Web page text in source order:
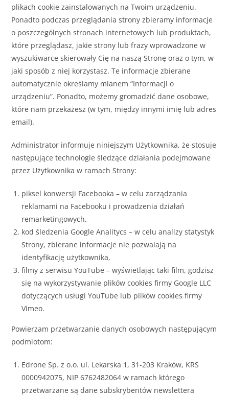
plikach cookie zainstalowanych na Twoim urządzeniu.
Ponadto podczas przeglądania strony zbieramy informacje
o poszczególnych stronach internetowych lub produktach,
które przeglądasz, jakie strony lub frazy wprowadzone w
wyszukiwarce skierowały Cię na naszą Stronę oraz o tym, w
jaki sposób z niej korzystasz. Te informacje zbierane
automatycznie określamy mianem “Informacji o
urządzeniu”. Ponadto, możemy gromadzić dane osobowe,
które nam przekażesz (w tym, między innymi imię lub adres
email).
Administrator informuje niniejszym Użytkownika, że stosuje
następujące technologie śledzące działania podejmowane
przez Użytkownika w ramach Strony:
piksel konwersji Facebooka – w celu zarządzania
reklamami na Facebooku i prowadzenia działań
remarketingowych,
kod śledzenia Google Analitycs – w celu analizy statystyk
Strony, zbierane informacje nie pozwalają na
identyfikację użytkownika,
filmy z serwisu YouTube – wyświetlając taki film, godzisz
się na wykorzystywanie plików cookies firmy Google LLC
dotyczących usługi YouTube lub plików cookies firmy
Vimeo.
Powierzam przetwarzanie danych osobowych następującym
podmiotom:
Edrone Sp. z o.o. ul. Lekarska 1, 31-203 Kraków, KRS
0000942075, NIP 6762482064 w ramach którego
przetwarzane są dane subskrybentów newslettera